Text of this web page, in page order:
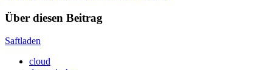
Über diesen Beitrag
Saftladen
cloud